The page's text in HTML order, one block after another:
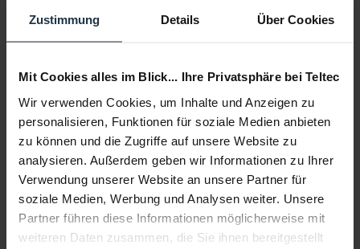
Zustimmung Details Über Cookies
Mit Cookies alles im Blick... Ihre Privatsphäre bei Teltec
Wir verwenden Cookies, um Inhalte und Anzeigen zu
personalisieren, Funktionen für soziale Medien anbieten
zu können und die Zugriffe auf unsere Website zu
analysieren. Außerdem geben wir Informationen zu Ihrer
Verwendung unserer Website an unsere Partner für
soziale Medien, Werbung und Analysen weiter. Unsere
Partner führen diese Informationen möglicherweise mit
weiteren Daten zusammen, die Sie ihnen bereitgestellt
ARRI KK.0041791 Hi-5 Hand Unit Basic Set
Wireless Camera & Multi-Axis Lens Control Hand Unit
Artikelnummer: 12297203
€ 9.660,00